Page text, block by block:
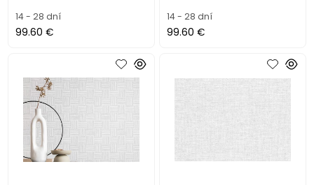
14 - 28 dní
99.60 €
14 - 28 dní
99.60 €